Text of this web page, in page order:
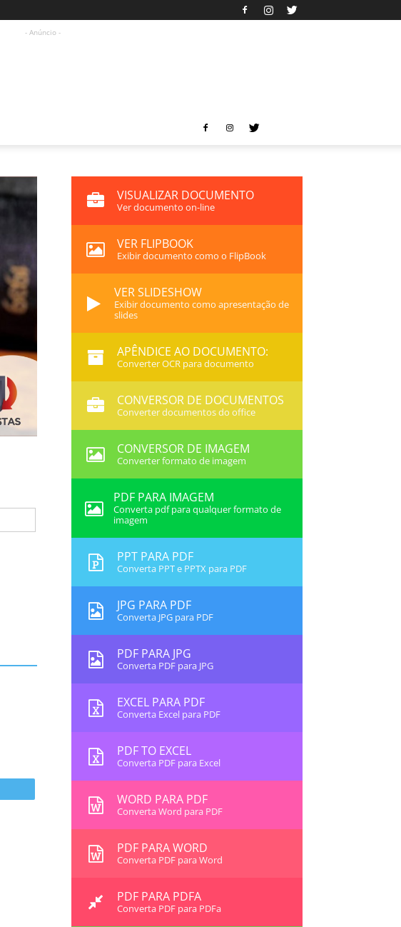
- Anúncio -
VISUALIZAR DOCUMENTO
Ver documento on-line
VER FLIPBOOK
Exibir documento como o FlipBook
VER SLIDESHOW
Exibir documento como apresentação de
slides
APÊNDICE AO DOCUMENTO:
Converter OCR para documento
CONVERSOR DE DOCUMENTOS
Converter documentos do office
CONVERSOR DE IMAGEM
Converter formato de imagem
PDF PARA IMAGEM
Converta pdf para qualquer formato de
imagem
PPT PARA PDF
Converta PPT e PPTX para PDF
JPG PARA PDF
Converta JPG para PDF
PDF PARA JPG
Converta PDF para JPG
EXCEL PARA PDF
Converta Excel para PDF
PDF TO EXCEL
Converta PDF para Excel
WORD PARA PDF
Converta Word para PDF
PDF PARA WORD
Converta PDF para Word
PDF PARA PDFA
Converta PDF para PDFa